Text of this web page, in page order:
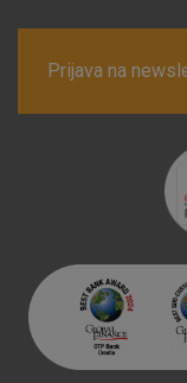
Prijava na
Nužni
ne mogu se
postavljaju kao
za uslugama, kao
možete postaviti
kolačići ne
identificirati.
Detaljnije